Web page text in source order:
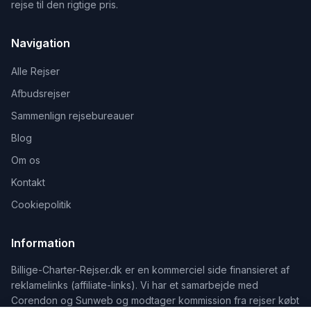
rejse til den rigtige pris.
Navigation
Alle Rejser
Afbudsrejser
Sammenlign rejsebureauer
Blog
Om os
Kontakt
Cookiepolitik
Information
Billige-Charter-Rejser.dk er en kommerciel side finansieret af
reklamelinks (affiliate-links). Vi har et samarbejde med
Corendon og Sunweb og modtager kommission fra rejser købt